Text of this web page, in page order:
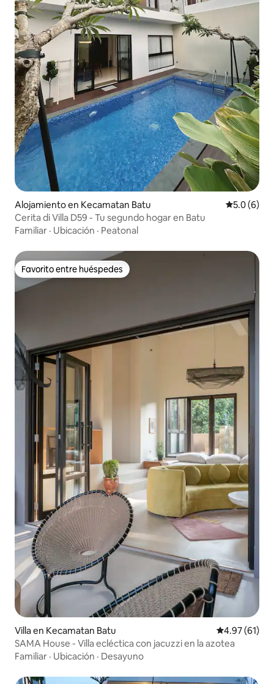
Alojamiento en Kecamatan Batu
5.0 (6)
Cerita di Villa D59 - Tu segundo hogar en Batu
Familiar · Ubicación · Peatonal
Favorito entre huéspedes
Favorito entre huéspedes
Villa en Kecamatan Batu Calificación
4.97 (61)
SAMA House - Villa ecléctica con jacuzzi en la azotea
Familiar · Ubicación · Desayuno